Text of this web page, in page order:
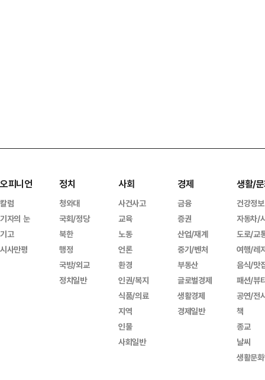
오피니언
칼럼
기자의 눈
기고
시사만평
정치
청와대
국회/정당
북한
행정
국방/외교
정치일반
사회
사건사고
교육
노동
언론
환경
인권/복지
식품/의료
지역
인물
사회일반
경제
금융
증권
산업/재계
중기/벤처
부동산
글로벌경제
생활경제
경제일반
생활/
건강정보
자동차/
도로/교
여행/레
음식/맛
패션/뷰
공연/전
책
종교
날씨
생활문